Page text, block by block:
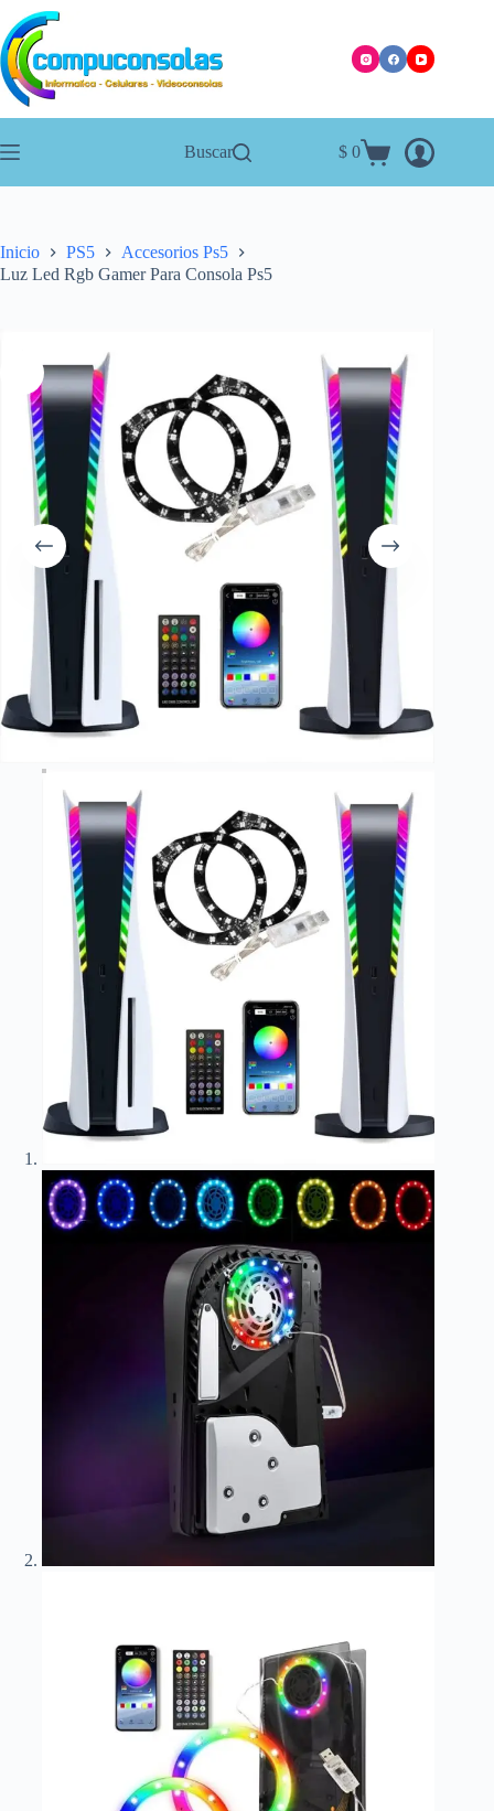
Saltar
al
contenido
Buscar
Carro
$ 0
Inicio PS5
Accesorios Ps5
Luz Led Rgb Gamer Para Consola Ps5